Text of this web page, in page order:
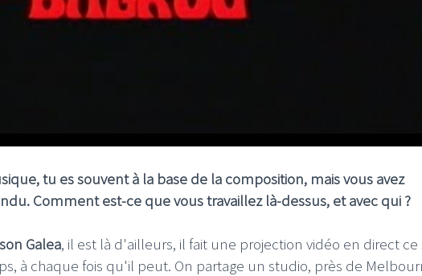
tu es souvent à la base de la composition, mais vous avez
Comment est-ce que vous travaillez là-dessus, et avec qui ?
Galea, il est là d'ailleurs, il fait une projection vidéo en direct ce
à chaque fois qu'il peut. On partage un studio, près de